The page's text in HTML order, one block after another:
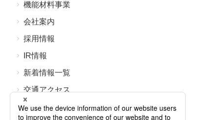
機能材料事業
会社案内
採⽤情報
IR情報
新着情報⼀覧
交通アクセス
よくあるご質問